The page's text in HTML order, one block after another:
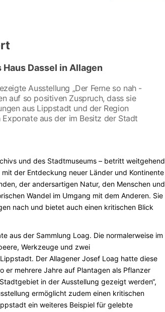
Dassel in Allagen
Ausstellung „Der Ferne so nah -
auf so positiven Zuspruch, dass sie
aus Lippstadt und der Region
aus der im Besitz der Stadt
und des Stadtmuseums – betritt weitgehend
der Entdeckung neuer Länder und Kontinente
der andersartigen Natur, den Menschen und
Wandel im Umgang mit dem Anderen. Sie
nach und bietet auch einen kritischen Blick
aus der Sammlung Loag. Die normalerweise im
Werkzeuge und zwei
Der Allagener Josef Loag hatte diese
er mehrere Jahre auf Plantagen als Pflanzer
in der Ausstellung gezeigt werden“,
ermöglicht zudem einen kritischen
ein weiteres Beispiel für gelebte